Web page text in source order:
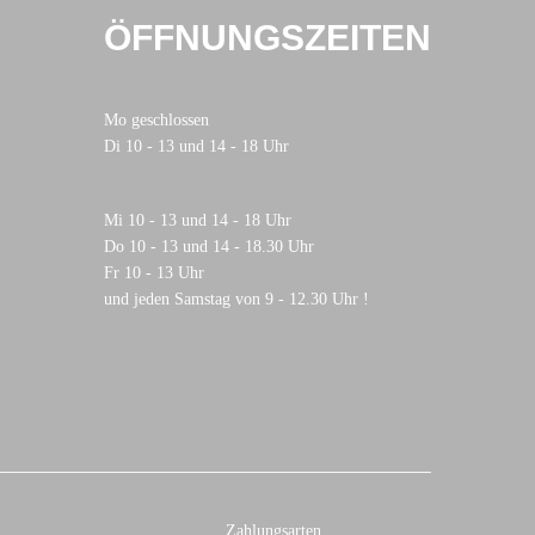
ÖFFNUNGSZEITEN
Mo geschlossen
Di 10 - 13 und 14 - 18 Uhr
Mi 10 - 13 und 14 - 18 Uhr
Do 10 - 13 und 14 - 18.30 Uhr
Fr 10 - 13 Uhr
und jeden Samstag von 9 - 12.30 Uhr !
Zahlungsarten